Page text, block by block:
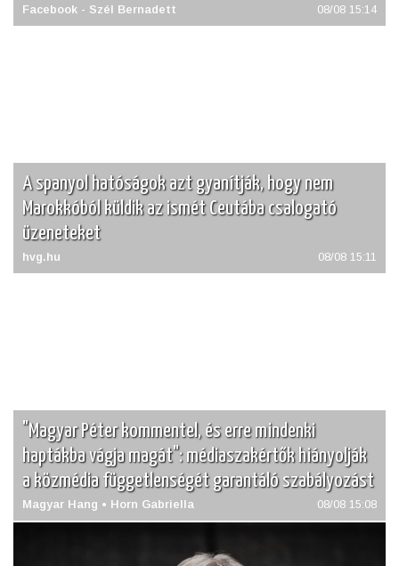
Facebook - Szél Bernadett 08/08 15:14
A spanyol hatóságok azt gyanítják, hogy nem
Marokkóból küldik az ismét Ceutába csalogató
üzeneteket
hvg.hu 08/08 15:11
"Magyar Péter kommentel, és erre mindenki
haptákba vágja magát": médiaszakértők hiányolják
a közmédia függetlenségét garantáló szabályozást
Magyar Hang • Horn Gabriella 08/08 15:08